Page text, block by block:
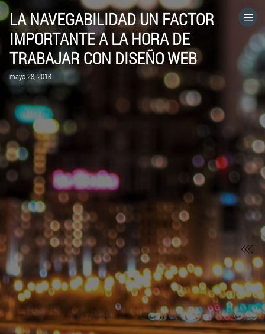
LA NAVEGABILIDAD UN FACTOR
IMPORTANTE A LA HORA DE
TRABAJAR CON DISEÑO WEB
mayo 28, 2013
HOME
CATEGORÍAS